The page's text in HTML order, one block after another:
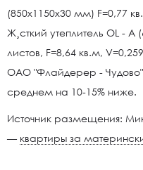
(850х1150х30 мм) F=0,77
Ж¸сткий утеплитель OL -
листов, F=8,64 кв.м,
ОАО "Флайдерер -
среднем на 10-15% ниже.
Источник размещения:
— квартиры за